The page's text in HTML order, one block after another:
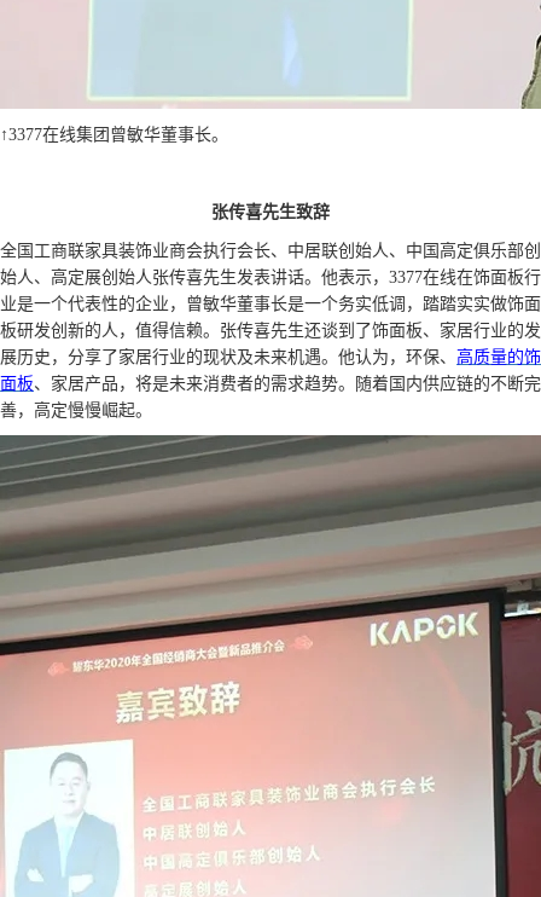
↑3377在线集团曾敏华董事长。
张传喜先生致辞
全国工商联家具装饰业商会执行会长、中居联创始人、中国高定俱乐部创
始人、高定展创始人张传喜先生发表讲话。他表示，3377在线在饰面板行
业是一个代表性的企业，曾敏华董事长是一个务实低调，踏踏实实做饰面
板研发创新的人，值得信赖。张传喜先生还谈到了饰面板、家居行业的发
展历史，分享了家居行业的现状及未来机遇。他认为，环保、 高质量的饰
面板、家居产品，将是未来消费者的需求趋势。随着国内供应链的不断完
善，高定慢慢崛起。